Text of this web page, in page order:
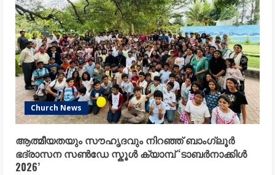
Church News
ആത്മീയതയും സൗഹൃദവും നിറഞ്ഞ് ബാംഗ്ലൂർ
ഭദ്രാസന സൺഡേ സ്കൂൾ ക്യാമ്പ് ‘ടാബർനാക്കിൾ
2026’